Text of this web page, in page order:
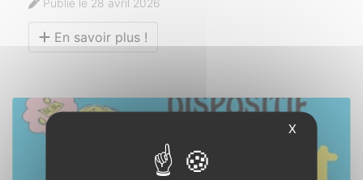
Publié le 28 avril 2026
En savoir plus !
X